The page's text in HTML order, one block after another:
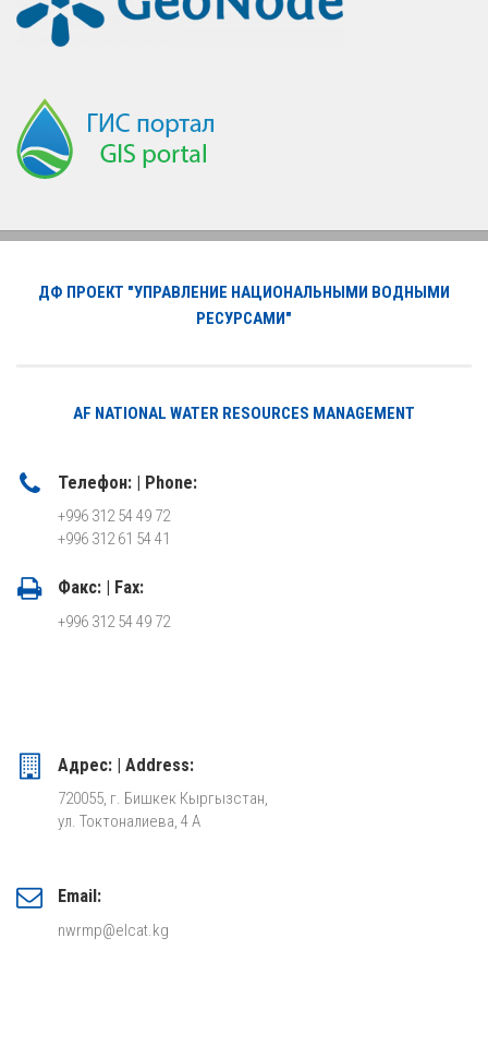
ДФ ПРОЕКТ "УПРАВЛЕНИЕ НАЦИОНАЛЬНЫМИ ВОДНЫМИ
РЕСУРСАМИ"
AF NATIONAL WATER RESOURCES MANAGEMENT
Телефон: | Phone:
+996 312 54 49 72
+996 312 61 54 41
Факс: | Fax:
+996 312 54 49 72
Адрес: | Address:
720055, г. Бишкек Кыргызстан,
ул. Токтоналиева, 4 А
Email:
nwrmp@elcat.kg